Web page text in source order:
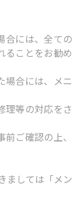
合には、全ての
ることをお勧め
場合には、メニ
理等の対応をさ
ご確認の上、
ましては 「メン